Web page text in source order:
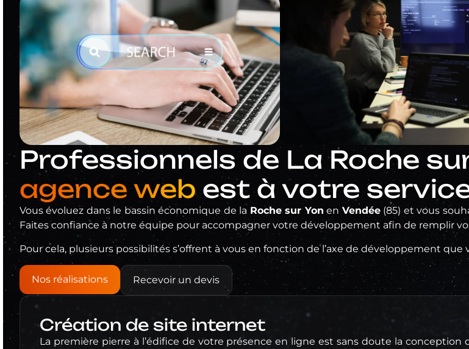
Professionnels de La Roche
agence webest à votre
Vous évoluez dans le bassin économique de la Roche sur Yon en Vendée(85) et vous
Faites confiance à notre équipe pour accompagner votre développement afin de remplir
Pour cela, plusieurs possibilités s’offrent à vous en fonction de l’axe de développement que
Nos réalisations Recevoir un devis
Création de site internet
La première pierre à l’édifice de votre présence en ligne est sans doute la conception